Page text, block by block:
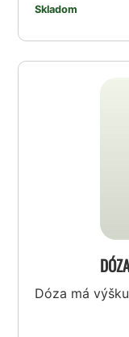
Skladom
Dóza má